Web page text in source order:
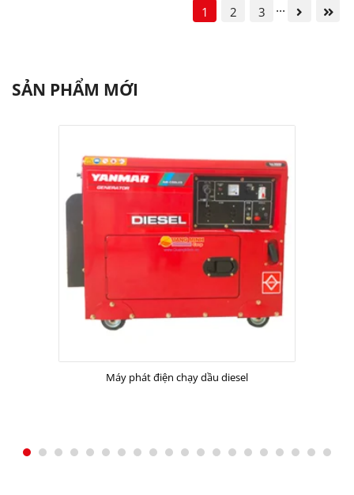
1 2 3 ...
SẢN PHẨM MỚI
Máy phát điện chạy dầu diesel